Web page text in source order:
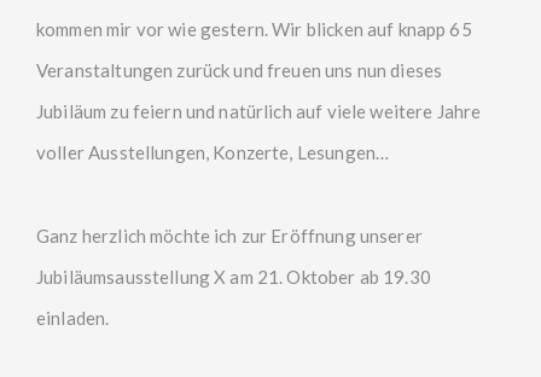
kommen mir vor wie gestern. Wir blicken auf knapp 65
Veranstaltungen zurück und freuen uns nun dieses
Jubiläum zu feiern und natürlich auf viele weitere Jahre
voller Ausstellungen, Konzerte, Lesungen…
Ganz herzlich möchte ich zur Eröffnung unserer
Jubiläumsausstellung X am 21. Oktober ab 19.30
einladen.